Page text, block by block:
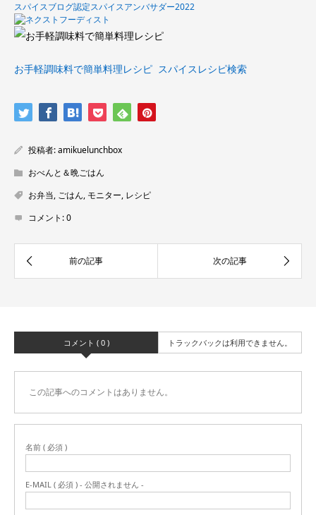
スパイスブログ認定スパイスアンバサダー2022
お手軽調味料で簡単料理レシピ スパイスレシピ検索
投稿者:amikuelunchbox
おべんと＆晩ごはん
お弁当, ごはん, モニター, レシピ
コメント:0
コメント ( 0 ) トラックバックは利用できません。
この記事へのコメントはありません。
名前 ( 必須 )
E-MAIL ( 必須 ) - 公開されません -